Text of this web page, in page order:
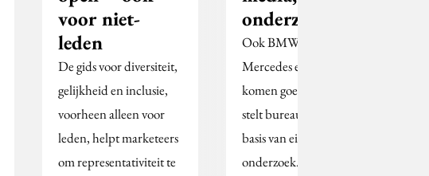
voor niet-
leden
De gids voor diversiteit,
gelijkheid en inclusie,
voorheen alleen voor
leden, helpt marketeers
om representativiteit te
onderzoek
Ook BMW, Shein,
Mercedes en Samsung
komen goed uit de bus,
stelt bureau Samy op
basis van eigen
onderzoek.